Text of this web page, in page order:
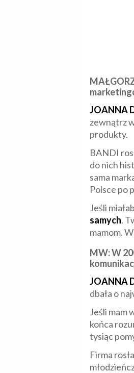
JOANNA
zewnątrz
produkty.
BANDI
do nich
sama
Polsce po
Jeśli
samych.
mamom.
MW:W
JOANNA
dbała o
Jeśli mam
końca
tysiąc
Firma